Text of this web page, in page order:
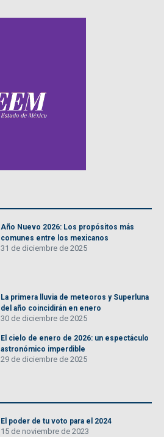
Año Nuevo 2026: Los propósitos más
comunes entre los mexicanos
31 de diciembre de 2025
La primera lluvia de meteoros y Superluna
del año coincidirán en enero
30 de diciembre de 2025
El cielo de enero de 2026: un espectáculo
astronómico imperdible
29 de diciembre de 2025
El poder de tu voto para el 2024
15 de noviembre de 2023